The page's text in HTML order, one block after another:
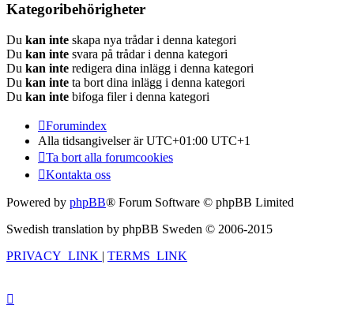
Kategoribehörigheter
Du kan inte skapa nya trådar i denna kategori
Du kan inte svara på trådar i denna kategori
Du kan inte redigera dina inlägg i denna kategori
Du kan inte ta bort dina inlägg i denna kategori
Du kan inte bifoga filer i denna kategori
Forumindex
Alla tidsangivelser är UTC+01:00 UTC+1
Ta bort alla forumcookies
Kontakta oss
Powered by phpBB® Forum Software © phpBB Limited
Swedish translation by phpBB Sweden © 2006-2015
PRIVACY_LINK | TERMS_LINK